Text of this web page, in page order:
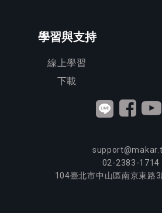
學習與支持
線上學習
下載
02-2383-1714
104臺北市中山區南京東路3